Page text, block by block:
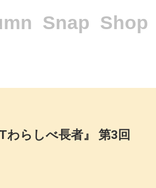
Snap Shop
らしべ長者』 第3回